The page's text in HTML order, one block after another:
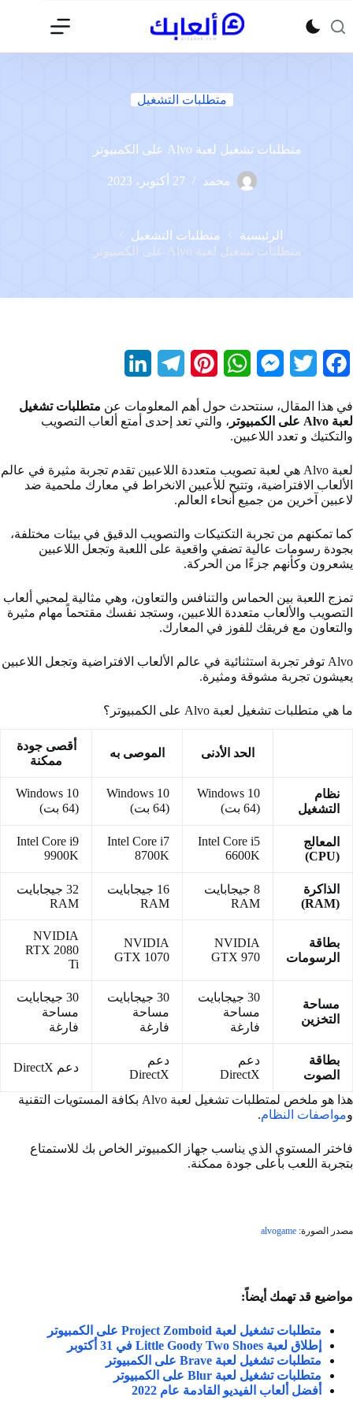
إلى
المحتوى
متطلبات التشغيل
متطلبات تشغيل لعبة Alvo على الكمبيوتر
محمد 27 أكتوبر، 2023
الرئيسية
متطلبات التشغيل
متطلبات تشغيل لعبة Alvo على الكمبيوتر
c
e
b
o
k
i
t
e
M
s
e
e
W
s
A
p
n
e
r
s
g
r
m
e
n
في هذا المقال، سنتحدث حول أهم المعلومات عن متطلبات تشغيل
لعبة Alvo على الكمبيوتر
، والتي تعد إحدى أمتع ألعاب التصويب
والتكتيك و تعدد اللاعبين.
لعبة Alvo هي لعبة تصويب متعددة اللاعبين تقدم تجربة مثيرة في عالم
الألعاب الافتراضية، وتتيح للأعبين الانخراط في معارك ملحمية ضد
لاعبين آخرين من جميع أنحاء العالم.
كما تمكنهم من تجربة التكتيكات والتصويب الدقيق في بيئات مختلفة،
بجودة رسومات عالية تضفي واقعية على اللعبة وتجعل اللاعبين
يشعرون وكأنهم جزءًا من الحركة.
تمزج اللعبة بين الحماس والتنافس والتعاون، وهي مثالية لمحبي ألعاب
التصويب والألعاب متعددة اللاعبين، وستجد نفسك مقتحماً مهام مثيرة
والتعاون مع فريقك للفوز في المعارك.
Alvo توفر تجربة استثنائية في عالم الألعاب الافتراضية وتجعل اللاعبين
يعيشون تجربة مشوقة ومثيرة.
ما هي متطلبات تشغيل لعبة Alvo على الكمبيوتر؟
الحد الأدنى الموصى به
أقصى جودة
ممكنة
نظام
التشغيل
Windows 10
(64 بت)
Windows 10
(64 بت)
Windows 10
(64 بت)
المعالج
(CPU)
Intel Core i5
6600K
Intel Core i7
8700K
Intel Core i9
9900K
الذاكرة
(RAM)
8 جيجابايت
RAM
16 جيجابايت
RAM
32 جيجابايت
RAM
بطاقة
الرسومات
NVIDIA
GTX 970
NVIDIA
GTX 1070
NVIDIA
RTX 2080
Ti
مساحة
التخزين
30 جيجابايت
مساحة
فارغة
30 جيجابايت
مساحة
فارغة
30 جيجابايت
مساحة
فارغة
بطاقة
الصوت
دعم
DirectX
دعم
DirectX
دعم DirectX
هذا هو ملخص لمتطلبات تشغيل لعبة Alvo بكافة المستويات التقنية
ومواصفات النظام.
فاختر المستوى الذي يناسب جهاز الكمبيوتر الخاص بك للاستمتاع
بتجربة اللعب بأعلى جودة ممكنة.
مصدر الصورة: alvogame
مواضيع قد تهمك أيضاً:
متطلبات تشغيل لعبة Project Zomboid على الكمبيوتر
إطلاق لعبة Little Goody Two Shoes في 31 أكتوبر
متطلبات تشغيل لعبة Brave على الكمبيوتر
متطلبات تشغيل لعبة Blur على الكمبيوتر
أفضل ألعاب الفيديو القادمة عام 2022